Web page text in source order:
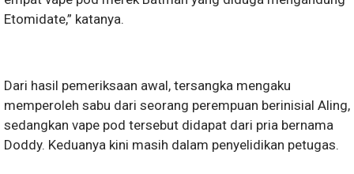
Etomidate,” katanya.
Dari hasil pemeriksaan awal, tersangka mengaku
memperoleh sabu dari seorang perempuan berinisial Aling,
sedangkan vape pod tersebut didapat dari pria bernama
Doddy. Keduanya kini masih dalam penyelidikan petugas.